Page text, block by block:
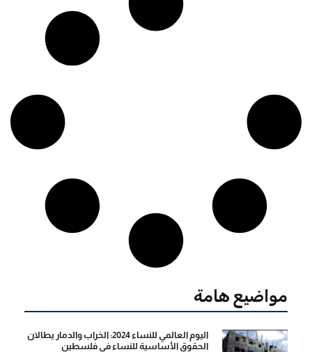
مواضيع هامة
اليوم العالمي للنساء 2024: الخراب والدمار يطالان
الحقوق الأساسية للنساء في فلسطين